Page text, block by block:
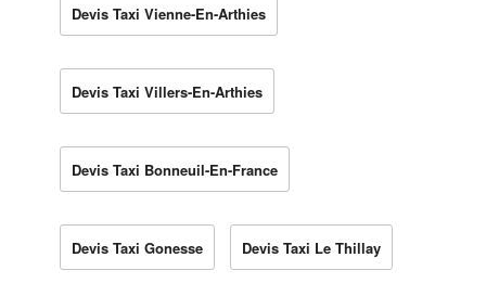
Devis Taxi Vienne-En-Arthies
Devis Taxi Villers-En-Arthies
Devis Taxi Bonneuil-En-France
Devis Taxi Gonesse Devis Taxi Le Thillay